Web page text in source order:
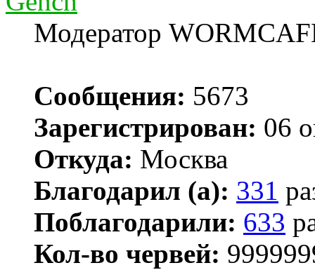
Модератор
Сообщения: 5673
Зарегистрирован: 06
Откуда: Москва
Благодарил (а): 331
Поблагодарили: 633
Кол-во червей: